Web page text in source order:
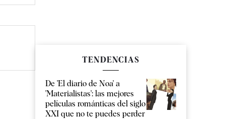
TENDENCIAS
De 'El diario de Noa' a
'Materialistas': las mejores
películas románticas del siglo
XXI que no te puedes perder